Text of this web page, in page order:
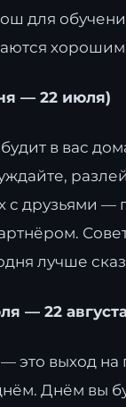
для
— 22 июля)
в вас
с друзьями —
лучше
— 22
это выход
Днём вы